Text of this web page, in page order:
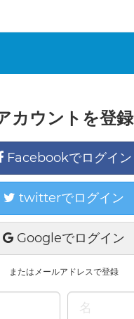
カウントを登録
Facebookでログイン
twitterでログイン
Googleでログイン
またはメールアドレスで登録